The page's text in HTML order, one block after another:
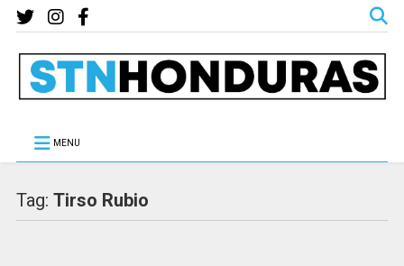
MENU
Tag: Tirso Rubio